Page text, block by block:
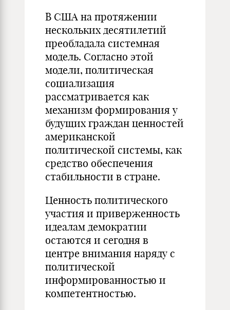
В США на протяжении
нескольких десятилетий
преобладала системная
модель. Согласно этой
модели, политическая
социализация
рассматривается как
механизм формирования у
будущих граждан ценностей
американской
политической системы, как
средство обеспечения
стабильности в стране.
Ценность политического
участия и приверженность
идеалам демократии
остаются и сегодня в
центре внимания наряду с
политической
информированностью и
компетентностью.